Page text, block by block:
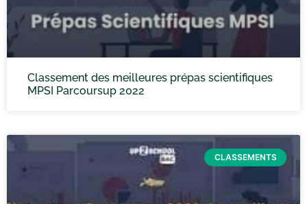
Classement des meilleures prépas scientifiques
MPSI Parcoursup 2022
CLASSEMENTS